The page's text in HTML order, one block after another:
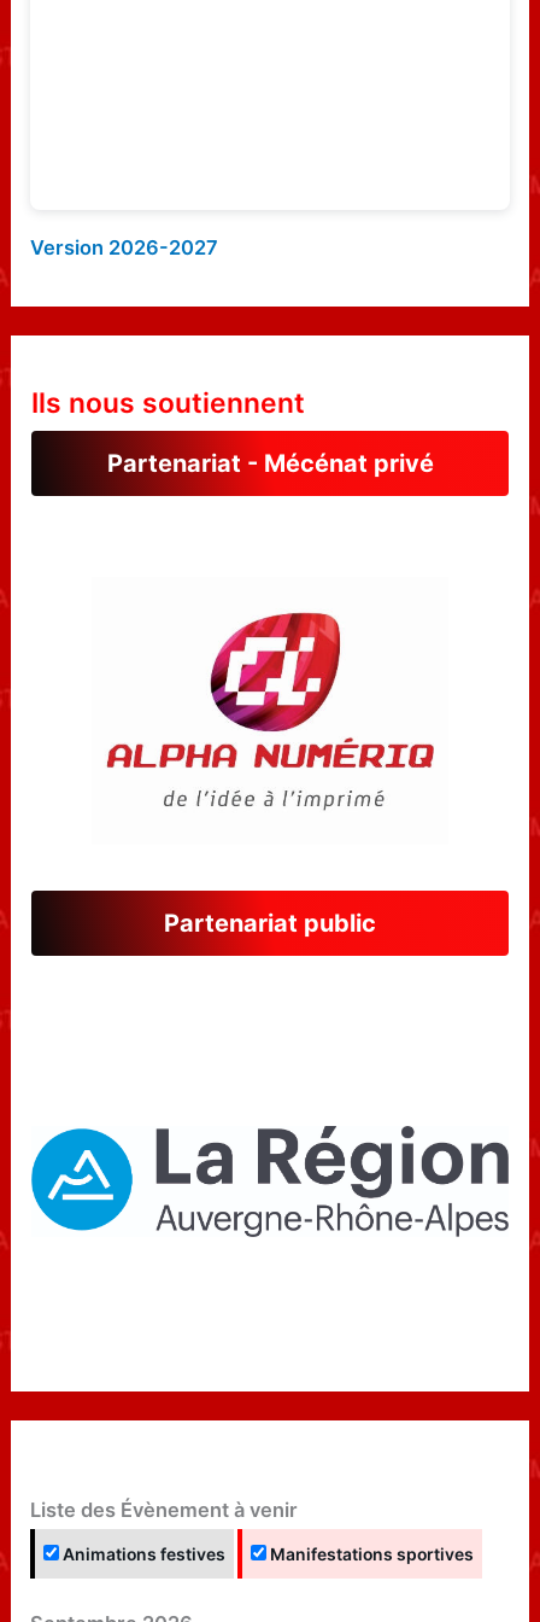
Version 2026-2027
Ils nous soutiennent
Partenariat - Mécénat privé
Partenariat public
Liste des Évènement à venir
Animations festives Manifestations sportives